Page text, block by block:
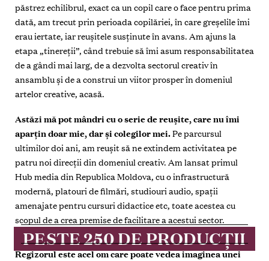
păstrez echilibrul, exact ca un copil care o face pentru prima
dată, am trecut prin perioada copilăriei, în care greșelile îmi
erau iertate, iar reușitele susţinute în avans. Am ajuns la
etapa „tinereţii”, când trebuie să îmi asum responsabilitatea
de a gândi mai larg, de a dezvolta sectorul creativ în
ansamblu și de a construi un viitor prosper în domeniul
artelor creative, acasă.
Astăzi mă pot mândri cu o serie de reușite, care nu îmi
aparţin doar mie, dar și colegilor mei.Pe parcursul
ultimilor doi ani, am reușit să ne extindem activitatea pe
patru noi direcţii din domeniul creativ. Am lansat primul
Hub media din Republica Moldova, cu o infrastructură
modernă, platouri de filmări, studiouri audio, spaţii
amenajate pentru cursuri didactice etc, toate acestea cu
scopul de a crea premise de facilitare a acestui sector.
PESTE 250 DE PRODUCȚII
Regizorul este acel om care poate vedea imaginea unei